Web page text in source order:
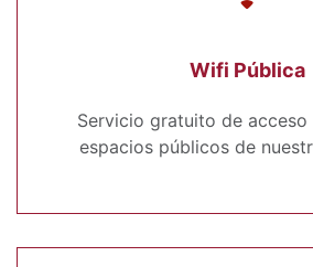
Wifi Pública
Servicio gratuito de acceso
espacios públicos de